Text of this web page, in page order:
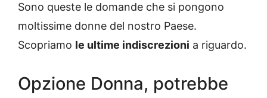
Sono queste le domande che si pongono
moltissime donne del nostro Paese.
Scopriamo le ultime indiscrezioni a riguardo.
Opzione Donna, potrebbe